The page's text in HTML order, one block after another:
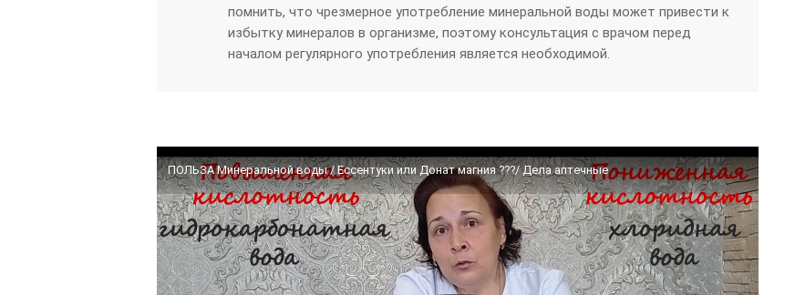
помнить, что чрезмерное употребление минеральной воды может привести к
избытку минералов в организме, поэтому консультация с врачом перед
началом регулярного употребления является необходимой.
ПОЛЬЗА Минеральной воды / Ессентуки или Донат магния ???/ Дела аптечные